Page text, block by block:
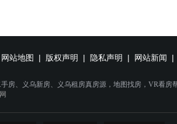
网站地图 | 版权声明 | 隐私声明 | 网站新闻 |
房、义乌新房、义乌租房真房源，地图找房，VR看房